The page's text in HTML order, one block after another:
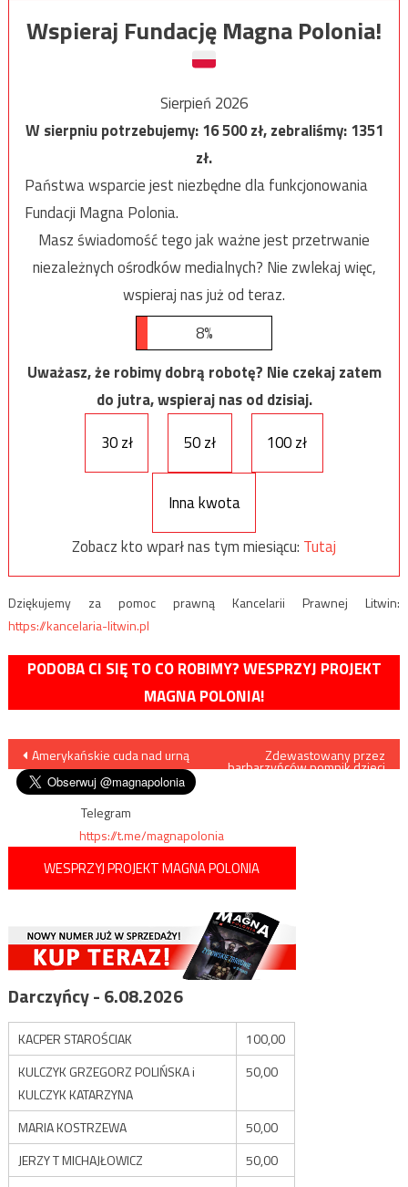
Wspieraj Fundację Magna Polonia!
Sierpień 2026
W sierpniu potrzebujemy:16 500zł, zebraliśmy:1351
zł.
Państwa wsparcie jest niezbędne dla funkcjonowania
Fundacji Magna Polonia.
Masz świadomość tego jak ważne jest przetrwanie
niezależnych ośrodków medialnych? Nie zwlekaj więc,
wspieraj nas już od teraz.
8%
Uważasz, że robimy dobrą robotę? Nie czekaj zatem
do jutra, wspieraj nas od dzisiaj.
30 zł
50 zł 100 zł
Inna kwota
Zobacz kto wparł nas tym miesiącu: Tutaj
Dziękujemy za pomoc prawną Kancelarii Prawnej Litwin:
https://kancelaria-litwin.pl
PODOBA CI SIĘ TO CO ROBIMY? WESPRZYJ PROJEKT
MAGNA POLONIA!
Nawigacja
wpisu
Amerykańskie cuda nad urną Zdewastowany przez
barbarzyńców pomnik dzieci
Telegram
https://t.me/magnapolonia
WESPRZYJ PROJEKT MAGNA POLONIA
Darczyńcy - 6.08.2026
KACPER STAROŚCIAK
100,00
KULCZYK GRZEGORZ POLIŃSKA i
KULCZYK KATARZYNA
50,00
MARIA KOSTRZEWA
50,00
JERZY T MICHAJŁOWICZ
50,00